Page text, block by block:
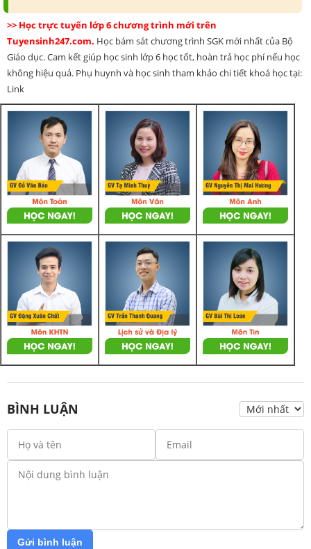
>> Học trực tuyến lớp 6 chương trình mới trên
Tuyensinh247.com. Học bám sát chương trình SGK mới nhất của Bộ
Giáo dục. Cam kết giúp học sinh lớp 6 học tốt, hoàn trả học phí nếu học
không hiệu quả. Phụ huynh và học sinh tham khảo chi tiết khoá học tại:
Link
BÌNH LUẬN
Gửi bình luận